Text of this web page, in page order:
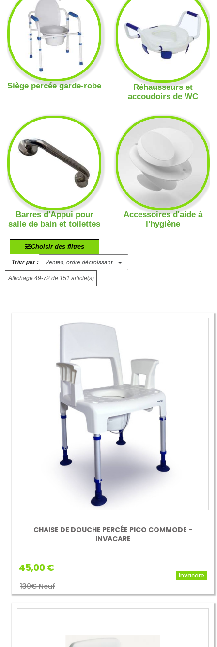
Siège percée garde-robe
Réhausseurs et
accoudoirs de WC
Barres d'Appui pour
salle de bain et toilettes
Accessoires d'aide à
l'hygiène
Choisir des filtres
Trier par :
Affichage 49-72 de 151 article(s)
CHAISE DE DOUCHE PERCÉE PICO COMMODE -
INVACARE
45,00 €
130€ Neuf
Invacare